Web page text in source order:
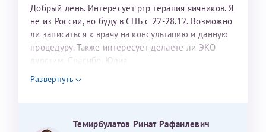
Добрый день. Интересует prp терапия яичников. Я
не из России, но буду в СПБ с 22-28.12. Возможно
ли записаться к врачу на консультацию и данную
процедуру. Также интересует делаете ли ЭКО
дуостим. Спасибо. Юлия
Развернуть
Темирбулатов Ринат Рафаилевич